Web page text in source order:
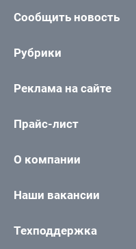
Сообщить новость
Рубрики
Реклама на сайте
Прайс-лист
О компании
Наши вакансии
Техподдержка